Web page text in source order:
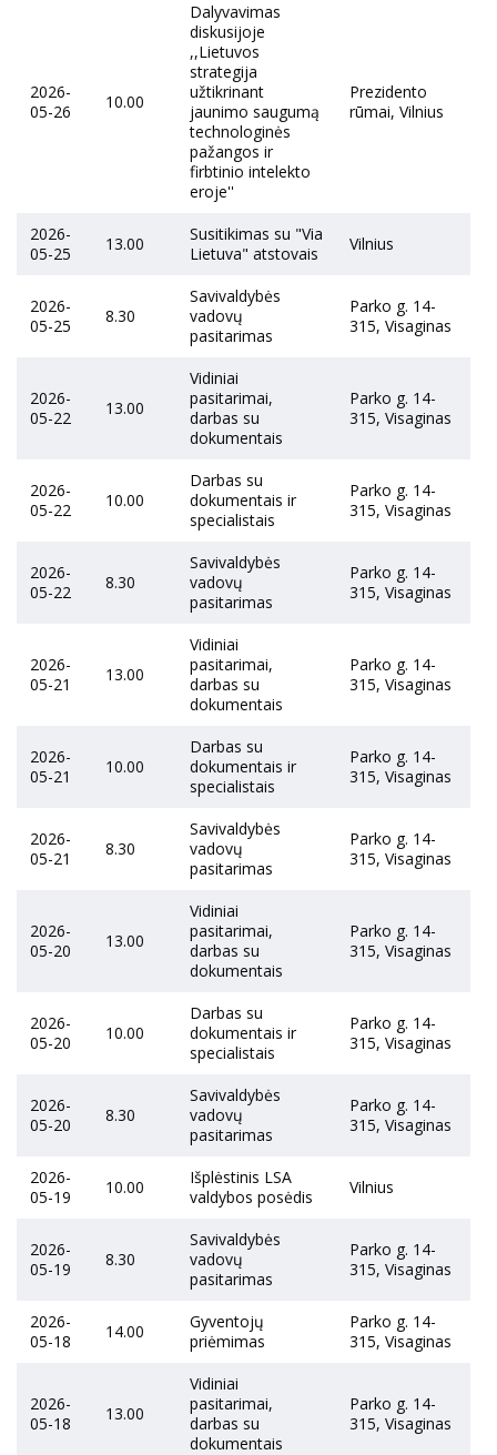
2026-
05-26
10.00
Dalyvavimas
diskusijoje
,,Lietuvos
strategija
užtikrinant
jaunimo saugumą
technologinės
pažangos ir
firbtinio intelekto
eroje''
Prezidento
rūmai, Vilnius
2026-
05-25
13.00
Susitikimas su "Via
Lietuva" atstovais
Vilnius
2026-
05-25
8.30
Savivaldybės
vadovų
pasitarimas
Parko g. 14-
315, Visaginas
2026-
05-22
13.00
Vidiniai
pasitarimai,
darbas su
dokumentais
Parko g. 14-
315, Visaginas
2026-
05-22
10.00
Darbas su
dokumentais ir
specialistais
Parko g. 14-
315, Visaginas
2026-
05-22
8.30
Savivaldybės
vadovų
pasitarimas
Parko g. 14-
315, Visaginas
2026-
05-21
13.00
Vidiniai
pasitarimai,
darbas su
dokumentais
Parko g. 14-
315, Visaginas
2026-
05-21
10.00
Darbas su
dokumentais ir
specialistais
Parko g. 14-
315, Visaginas
2026-
05-21
8.30
Savivaldybės
vadovų
pasitarimas
Parko g. 14-
315, Visaginas
2026-
05-20
13.00
Vidiniai
pasitarimai,
darbas su
dokumentais
Parko g. 14-
315, Visaginas
2026-
05-20
10.00
Darbas su
dokumentais ir
specialistais
Parko g. 14-
315, Visaginas
2026-
05-20
8.30
Savivaldybės
vadovų
pasitarimas
Parko g. 14-
315, Visaginas
2026-
05-19
10.00
Išplėstinis LSA
valdybos posėdis
Vilnius
2026-
05-19
8.30
Savivaldybės
vadovų
pasitarimas
Parko g. 14-
315, Visaginas
2026-
05-18
14.00
Gyventojų
priėmimas
Parko g. 14-
315, Visaginas
2026-
05-18
13.00
Vidiniai
pasitarimai,
darbas su
dokumentais
Parko g. 14-
315, Visaginas